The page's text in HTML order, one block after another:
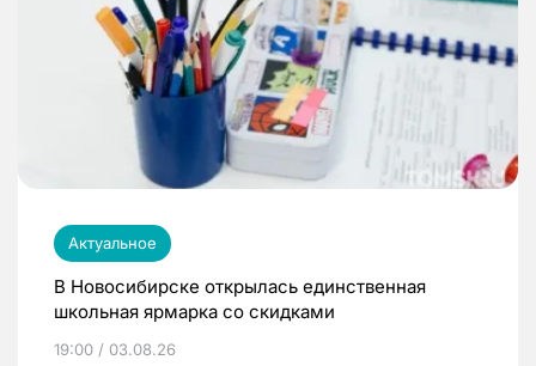
Актуальное
В Новосибирске открылась единственная
школьная ярмарка со скидками
19:00 / 03.08.26